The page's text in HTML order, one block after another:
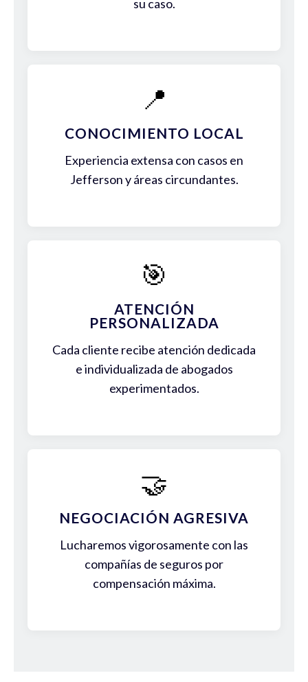
su caso.
📍
CONOCIMIENTO LOCAL
Experiencia extensa con casos en
Jefferson y áreas circundantes.
🎯
ATENCIÓN
PERSONALIZADA
Cada cliente recibe atención dedicada
e individualizada de abogados
experimentados.
🤝
NEGOCIACIÓN AGRESIVA
Lucharemos vigorosamente con las
compañías de seguros por
compensación máxima.